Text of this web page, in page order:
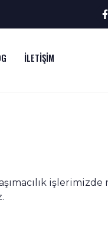
İLETİŞİM
işlerimizde